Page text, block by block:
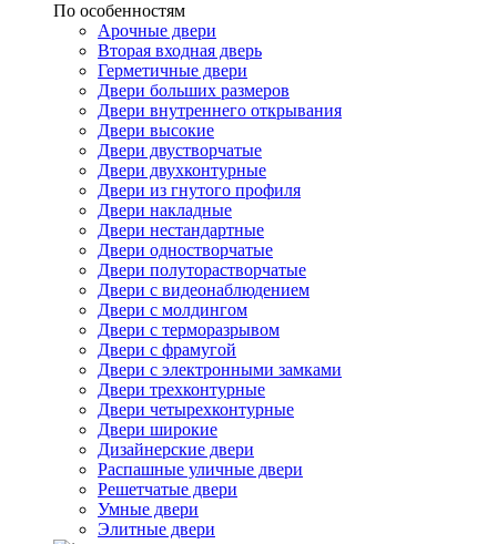
По особенностям
Арочные двери
Вторая входная дверь
Герметичные двери
Двери больших размеров
Двери внутреннего открывания
Двери высокие
Двери двустворчатые
Двери двухконтурные
Двери из гнутого профиля
Двери накладные
Двери нестандартные
Двери одностворчатые
Двери полуторастворчатые
Двери с видеонаблюдением
Двери с молдингом
Двери с терморазрывом
Двери с фрамугой
Двери с электронными замками
Двери трехконтурные
Двери четырехконтурные
Двери широкие
Дизайнерские двери
Распашные уличные двери
Решетчатые двери
Умные двери
Элитные двери